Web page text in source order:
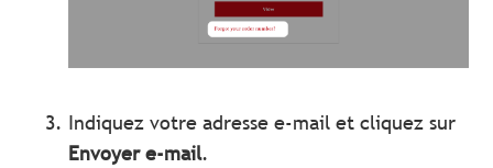
Indiquez votre adresse e-mail et cliquez sur
Envoyer e-mail.